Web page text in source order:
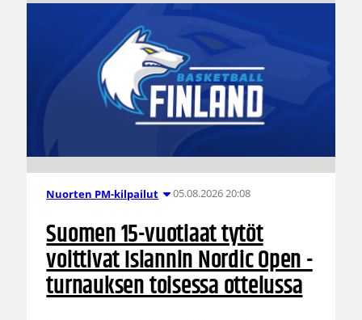
Nuorten PM-kilpailut 05.08.2026 20:08
Suomen 15-vuotiaat tytöt
voittivat Islannin Nordic Open -
turnauksen toisessa ottelussa